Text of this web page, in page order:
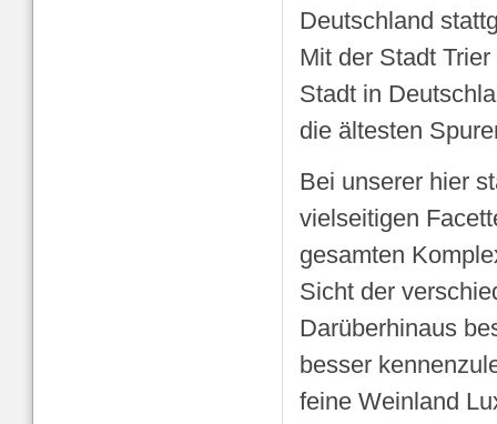
Deutschland
Mit der Stadt
Stadt in
die ältesten
Bei unserer hier
vielseitigen
gesamten
Sicht der
Darüberhinaus
besser
feine Weinland